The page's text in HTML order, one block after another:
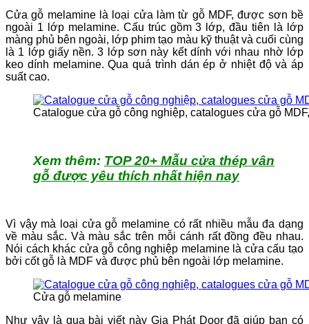
Cửa gỗ melamine là loại cửa làm từ gỗ MDF, được sơn bề
ngoài 1 lớp melamine. Cấu trúc gồm 3 lớp, đầu tiên là lớp
màng phủ bên ngoài, lớp phim tạo màu kỹ thuật và cuối cùng
là 1 lớp giấy nền. 3 lớp sơn này kết dính với nhau nhờ lớp
keo dính melamine. Qua quá trình dán ép ở nhiệt độ và áp
suất cao.
Catalogue cửa gỗ công nghiệp, catalogues cửa gỗ
Xem thêm: TOP 20+ Mẫu cửa thép vân
gỗ được yêu thích nhất hiện nay
Vì vậy mà loại cửa gỗ melamine có rất nhiều mẫu đa dạng
về màu sắc. Và màu sắc trên mỗi cánh rất đồng đều nhau.
Nói cách khác cửa gỗ công nghiệp melamine là cửa cấu tạo
bởi cốt gỗ là MDF và được phủ bên ngoài lớp melamine.
Cửa gỗ melamine
Như vậy là qua bài viết này Gia Phát Door đã giúp bạn có